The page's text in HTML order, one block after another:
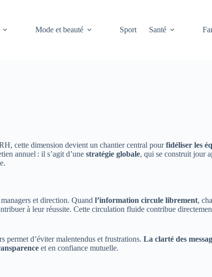
Mode et beauté Sport Santé
cette dimension devient un chantier central pourfidéliser les
annuel : il s’agit d’une stratégie globale, qui se construit jour
et direction. Quand l’information circule librement,
à leur réussite. Cette circulation fluide contribue
permet d’éviter malentendus et frustrations. La clarté des
et en confiance mutuelle.